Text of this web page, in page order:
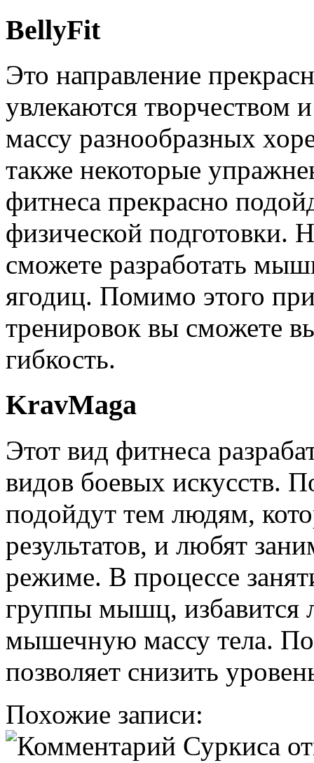
BellyFit
Это направление
увлекаются творчеством
массу разнообразных
также некоторые
фитнеса прекрасно
физической подготовки.
сможете разработать
ягодиц. Помимо этого
тренировок вы сможете
гибкость.
KravMaga
Этот вид фитнеса
видов боевых искусств.
подойдут тем людям,
результатов, и любят
режиме. В процессе
группы мышц, избавится
мышечную массу тела.
позволяет снизить
Похожие записи: